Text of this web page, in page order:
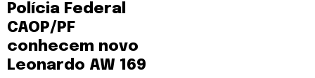
Polícia Federal
CAOP/PF
conhecem novo
Leonardo AW 169